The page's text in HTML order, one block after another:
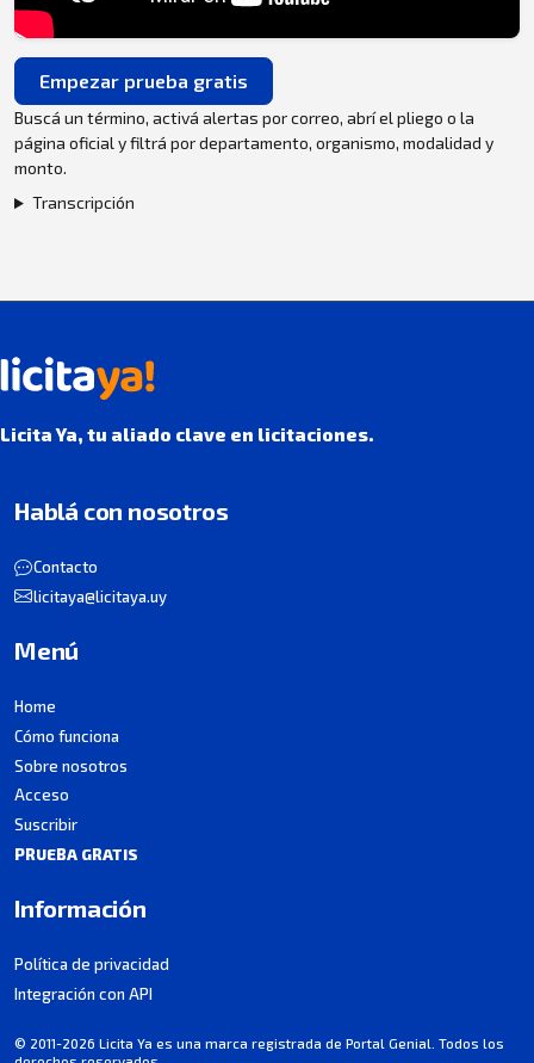
Empezar prueba gratis
Buscá un término, activá alertas por correo, abrí el pliego o la
página oficial y filtrá por departamento, organismo, modalidad y
monto.
Transcripción
Licita Ya, tu aliado clave en licitaciones.
Hablá con nosotros
Contacto
licitaya@licitaya.uy
Menú
Home
Cómo funciona
Sobre nosotros
Acceso
Suscribir
PRUEBA GRATIS
Información
Política de privacidad
Integración con API
© 2011-2026 Licita Ya es una marca registrada de Portal Genial. Todos los